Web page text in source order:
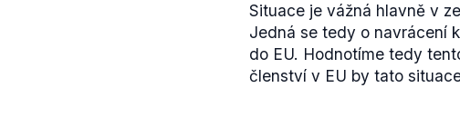
Situace je vážná hlavně v
Jedná se tedy o navrácení
do EU. Hodnotíme tedy
členství v EU by tato